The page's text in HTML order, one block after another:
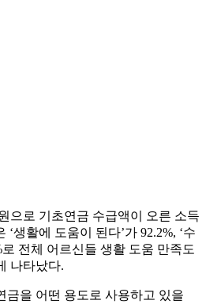
으로 기초연금 수급액이 오른 소득
‘생활에 도움이 된다’가 92.2%, ‘수
로 전체 어르신들 생활 도움 만족도
나타났다.
금을 어떤 용도로 사용하고 있을